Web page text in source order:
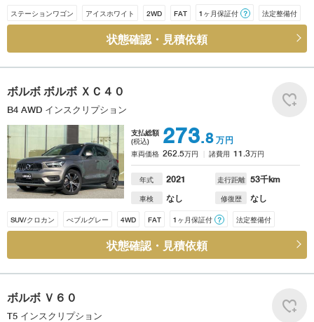
ステーションワゴン アイスホワイト 2WD FAT 1ヶ月保証付 ？ 法定整備付
状態確認・見積依頼
ボルボ ボルボ ＸＣ４０
B4 AWD インスクリプション
支払総額
(税込)
273.8 万円
車両価格 262.5万円 諸費用 11.3万円
年式 2021 走行距離 53千km
車検 なし 修復歴 なし
SUV/クロカン ぺブルグレー 4WD FAT 1ヶ月保証付 ？ 法定整備付
状態確認・見積依頼
ボルボ Ｖ６０
T5 インスクリプション